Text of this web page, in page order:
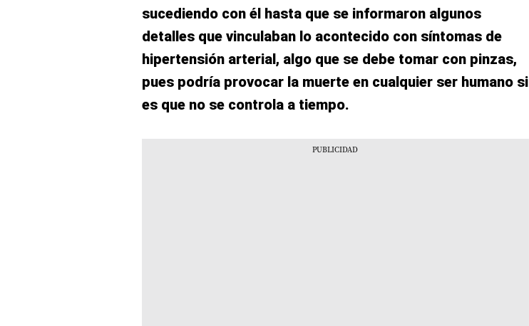
sucediendo con él hasta que se informaron algunos
detalles que vinculaban lo acontecido con síntomas de
hipertensión arterial, algo que se debe tomar con pinzas,
pues podría provocar la muerte en cualquier ser humano si
es que no se controla a tiempo.